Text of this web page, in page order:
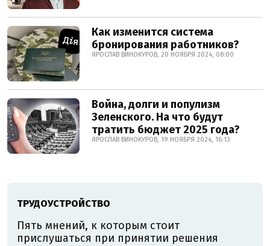
Как изменится система
бронирования работников?
ЯРОСЛАВ ВИНОКУРОВ, 20 НОЯБРЯ 2024, 08:00
Война, долги и популизм
Зеленского. На что будут
тратить бюджет 2025 года?
ЯРОСЛАВ ВИНОКУРОВ, 19 НОЯБРЯ 2024, 16:13
ТРУДОУСТРОЙСТВО
Пять мнений, к которым стоит
прислушаться при принятии решения